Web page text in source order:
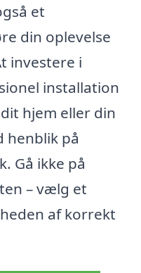
et
din oplevelse
investere i
installation
hjem eller din
henblik på
Gå ikke på
– vælg et
af korrekt